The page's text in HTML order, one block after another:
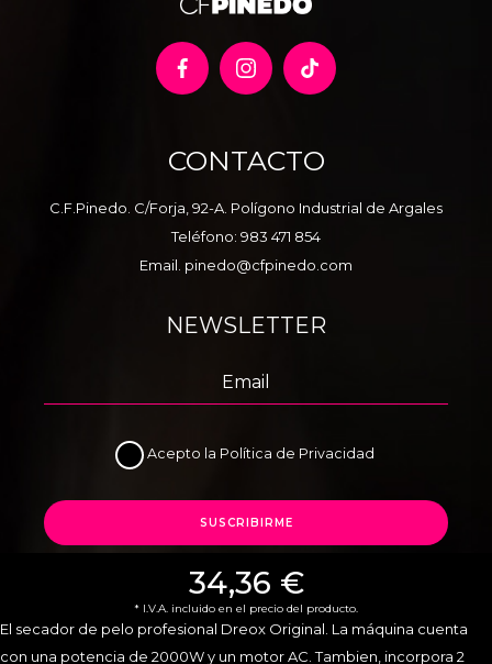
34,36 €
* I.V.A. incluido en el precio del producto.
El secador de pelo profesional Dreox Original. La máquina cuenta
con una potencia de 2000W y un motor AC. Tambien, incorpora 2
CONTACTO
C.F.Pinedo. C/Forja, 92-A. Polígono Industrial de Argales
Teléfono: 983 471 854
Email. pinedo@cfpinedo.com
NEWSLETTER
Acepto la Política de Privacidad
SUSCRIBIRME